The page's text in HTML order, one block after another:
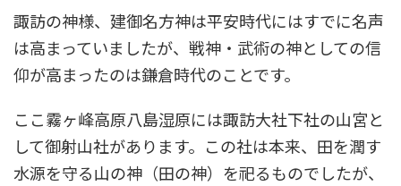
諏訪の神様、建御名方神は平安時代にはすでに名声
は高まっていましたが、戦神・武術の神としての信
仰が高まったのは鎌倉時代のことです。
ここ霧ヶ峰高原八島湿原には諏訪大社下社の山宮と
して御射山社があります。この社は本来、田を潤す
水源を守る山の神（田の神）を祀るものでしたが、